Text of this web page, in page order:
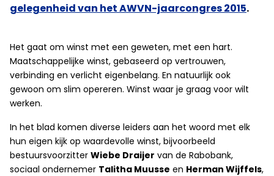
gelegenheid van het AWVN-jaarcongres 2015.
Het gaat om winst met een geweten, met een hart.
Maatschappelijke winst, gebaseerd op vertrouwen,
verbinding en verlicht eigenbelang. En natuurlijk ook
gewoon om slim opereren. Winst waar je graag voor wilt
werken.
In het blad komen diverse leiders aan het woord met elk
hun eigen kijk op waardevolle winst, bijvoorbeeld
bestuursvoorzitter Wiebe Draijer van de Rabobank,
sociaal ondernemer Talitha Muusse en Herman Wijffels,